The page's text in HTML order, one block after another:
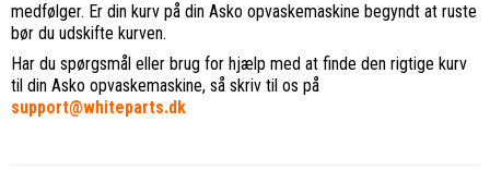
medfølger. Er din kurv på din Asko opvaskemaskine begyndt at ruste
bør du udskifte kurven.
Har du spørgsmål eller brug for hjælp med at finde den rigtige kurv
til din Asko opvaskemaskine, så skriv til os på
support@whiteparts.dk